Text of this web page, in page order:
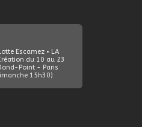
Escamez • LA
Création du 10 au 23
Point - Paris
15h30)